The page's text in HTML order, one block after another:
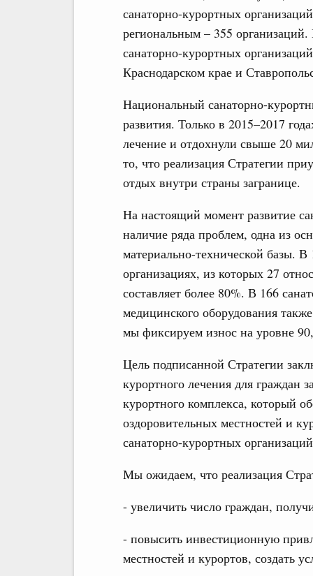
санаторно-курортных
региональным – 355
санаторно-курортных
Краснодарском крае и
Национальный санаторно-
развития. Только в 2015–2017
лечение и отдохнули свыше 20
то, что реализация Стратегии
отдых внутри страны загранице.
На настоящий момент развитие
наличие ряда проблем, одна из
материально-технической базы.
организациях, из которых 27
составляет более 80%. В 166
медицинского оборудования
мы фиксируем износ на уровне
Цель подписанной Стратегии
курортного лечения для граждан
курортного комплекса, который
оздоровительных местностей и
санаторно-курортных
Мы ожидаем, что реализация
- увеличить число граждан,
- повысить инвестиционную
местностей и курортов, создать